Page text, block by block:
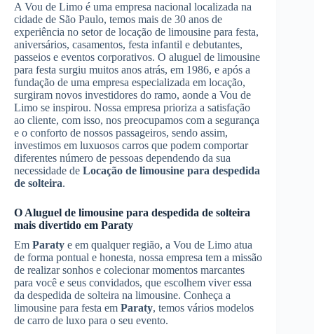
A Vou de Limo é uma empresa nacional localizada na
cidade de São Paulo, temos mais de 30 anos de
experiência no setor de locação de limousine para festa,
aniversários, casamentos, festa infantil e debutantes,
passeios e eventos corporativos. O aluguel de limousine
para festa surgiu muitos anos atrás, em 1986, e após a
fundação de uma empresa especializada em locação,
surgiram novos investidores do ramo, aonde a Vou de
Limo se inspirou. Nossa empresa prioriza a satisfação
ao cliente, com isso, nos preocupamos com a segurança
e o conforto de nossos passageiros, sendo assim,
investimos em luxuosos carros que podem comportar
diferentes número de pessoas dependendo da sua
necessidade de Locação de limousine para despedida
de solteira.
O Aluguel de limousine para despedida de solteira
mais divertido em Paraty
Em Paraty e em qualquer região, a Vou de Limo atua
de forma pontual e honesta, nossa empresa tem a missão
de realizar sonhos e colecionar momentos marcantes
para você e seus convidados, que escolhem viver essa
da despedida de solteira na limousine. Conheça a
limousine para festa em Paraty, temos vários modelos
de carro de luxo para o seu evento.